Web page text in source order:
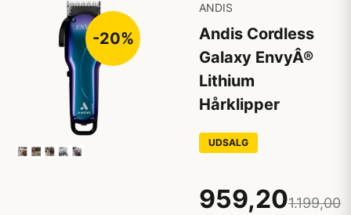
-20%
ANDIS
Andis Cordless
Galaxy EnvyÂ®
Lithium
Hårklipper
UDSALG
959,201.199,00